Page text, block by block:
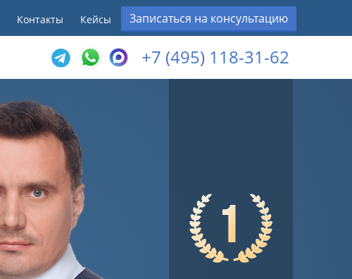
Контакты Кейсы Записаться на консультацию
+7 (495) 118-31-62